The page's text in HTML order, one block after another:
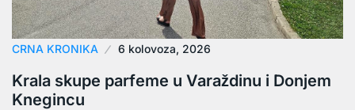
CRNA KRONIKA 6 kolovoza, 2026
Krala skupe parfeme u Varaždinu i Donjem
Knegincu